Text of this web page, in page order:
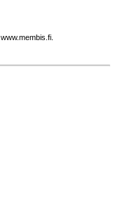
www.membis.fi.